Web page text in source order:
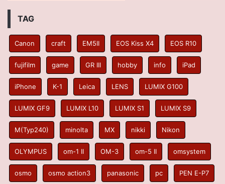
TAG
Canon craft EM5II EOS Kiss X4 EOS R10
fujifilm game GR III hobby info iPad
iPhone K-1 Leica LENS LUMIX G100
LUMIX GF9 LUMIX L10 LUMIX S1 LUMIX S9
M(Typ240) minolta MX nikki Nikon
OLYMPUS om-1 II OM-3 om-5 II omsystem
osmo osmo action3 panasonic pc PEN E-P7